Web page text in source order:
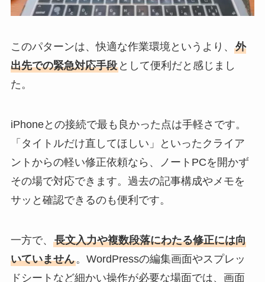
このパターンは、快適な作業環境というより、 外
出先での緊急対応手段として便利だと感じまし
た。
iPhoneとの接続で最も良かった点は手軽さです。
「タイトルだけ直してほしい」といったクライア
ントからの軽い修正依頼なら、ノートPCを開かず
その場で対応できます。過去の記事構成やメモを
サッと確認できるのも便利です。
一方で、 長文入力や複数段落にわたる修正には向
いていません。WordPressの編集画面やスプレッ
ドシートなど細かい操作が必要な場面では、画面